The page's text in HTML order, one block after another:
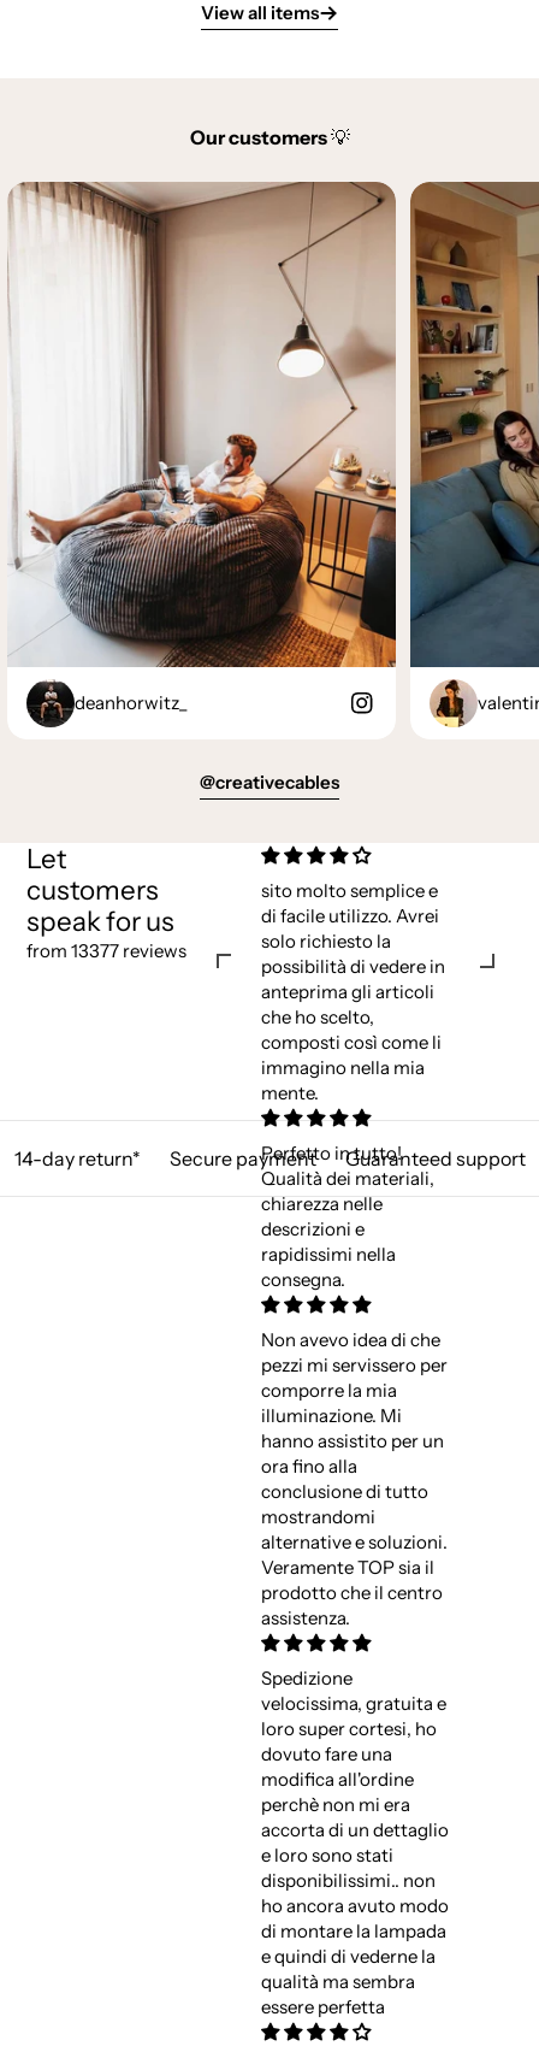
View all items
Our customers💡
deanhorwitz_
@creativecables
Let
customers
speak for us
from 13377 reviews
sito molto semplice e
di facile utilizzo. Avrei
solo richiesto la
possibilità di vedere in
anteprima gli articoli
che ho scelto,
composti così come li
immagino nella mia
mente.
Perfetto in tutto!
Qualità dei materiali,
chiarezza nelle
descrizioni e
rapidissimi nella
consegna.
Non avevo idea di che
pezzi mi servissero per
comporre la mia
illuminazione. Mi
hanno assistito per un
ora fino alla
conclusione di tutto
mostrandomi
alternative e soluzioni.
Veramente TOP sia il
prodotto che il centro
assistenza.
Spedizione
velocissima, gratuita e
loro super cortesi, ho
dovuto fare una
modifica all'ordine
perchè non mi era
accorta di un dettaglio
e loro sono stati
disponibilissimi.. non
ho ancora avuto modo
di montare la lampada
e quindi di vederne la
qualità ma sembra
essere perfetta
14-day return* Secure payment Guaranteed support